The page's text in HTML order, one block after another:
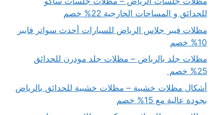
للحدائق و المساحات الخارجية 22% خصم
مظلات فيبر جلاس الرياض للسيارات أحدث سواتر فايبر
10% خصم
مظلات جلد بالرياض – مظلات جلد مودرن للحدائق
25% خصم
أشكال مظلات خشبية – مظلات خشبية للحدائق بالرياض
بجودة عالية مع 15% خصم